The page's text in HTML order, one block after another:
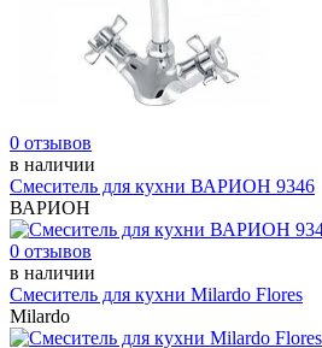
0 отзывов
в наличии
Смеситель для кухни ВАРИОН 9346
ВАРИОН
0 отзывов
в наличии
Смеситель для кухни Milardo Flores
Milardo